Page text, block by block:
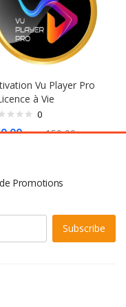
Vu Player Pro
à Vie
0
د.م.120,00 د.م.150,00
Promotions
Subscribe